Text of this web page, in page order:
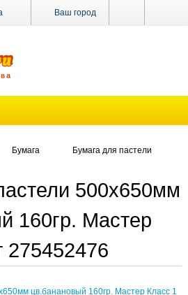
Ваш город
Бумага Бумага для пастели
500х650мм
160гр. Мастер
275452476